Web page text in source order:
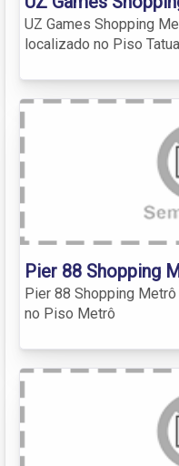
UZ Games Shopping
localizado no Piso
Pier 88 Shopping
Pier 88 Shopping
no Piso Metrô